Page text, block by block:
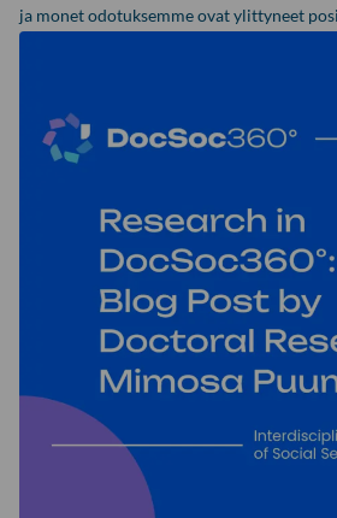
ja monet odotuksemme ovat ylittyneet